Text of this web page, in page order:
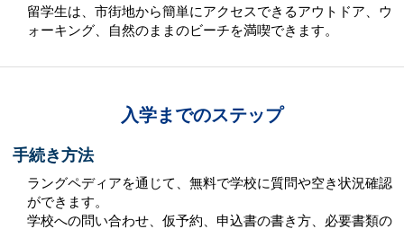
留学生は、市街地から簡単にアクセスできるアウトドア、ウ
ォーキング、自然のままのビーチを満喫できます。
入学までのステップ
手続き方法
ラングペディアを通じて、無料で学校に質問や空き状況確認
ができます。
学校への問い合わせ、仮予約、申込書の書き方、必要書類の